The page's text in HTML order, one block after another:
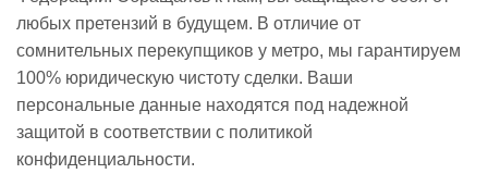
любых претензий в будущем. В отличие от
сомнительных перекупщиков у метро, мы гарантируем
100% юридическую чистоту сделки. Ваши
персональные данные находятся под надежной
защитой в соответствии с политикой
конфиденциальности.